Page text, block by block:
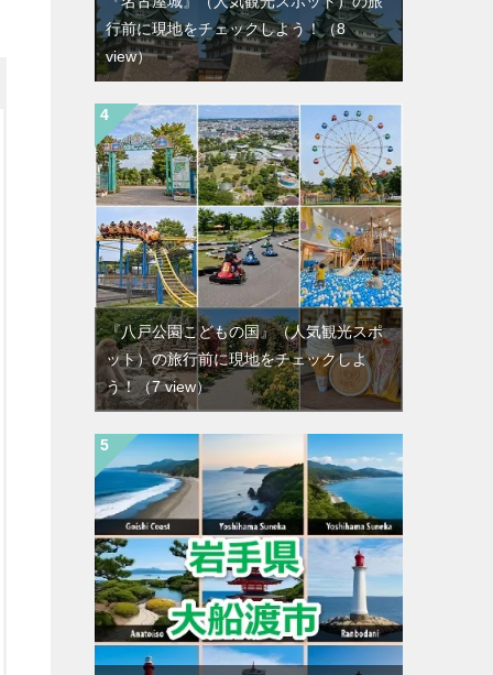
行前に現地をチェックしよう！（8
view）
『八戸公園こどもの国』（人気観光スポ
ット）の旅行前に現地をチェックしよ
う！ （7 view）